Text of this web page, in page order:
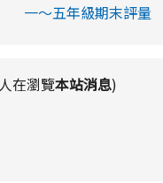
一～五年級期末評量
人在瀏覽本站消息)